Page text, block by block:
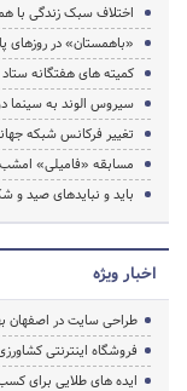
اختلاف سبک زندگی با
«باهمستان» در روزهای
کمیته های هفتگانه
سیروس الوند به سینما
تغییر فرکانس شبکه
مسابقه «فامیلی»
باید و نباید‌های صید و
اخبار ویژه
طراحی سایت در اصفهان
فروشگاه اینترنتی
ایده های طلایی برای کسب